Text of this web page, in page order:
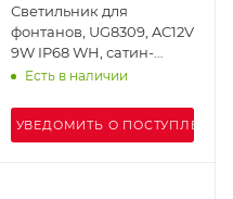
Светильник для
фонтанов, UG8309, AC12V
9W IP68 WH, сатин-
никель
Есть в наличии
УВЕДОМИТЬ О ПОСТУПЛЕНИИ